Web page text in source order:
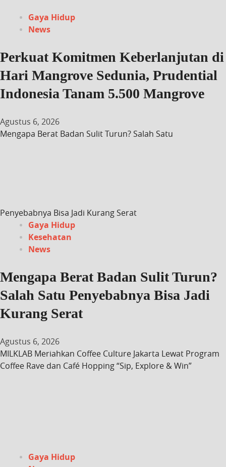
Gaya Hidup
News
Perkuat Komitmen Keberlanjutan di
Hari Mangrove Sedunia, Prudential
Indonesia Tanam 5.500 Mangrove
Agustus 6, 2026
Mengapa Berat Badan Sulit Turun? Salah Satu
Penyebabnya Bisa Jadi Kurang Serat
Gaya Hidup
Kesehatan
News
Mengapa Berat Badan Sulit Turun?
Salah Satu Penyebabnya Bisa Jadi
Kurang Serat
Agustus 6, 2026
MILKLAB Meriahkan Coffee Culture Jakarta Lewat Program
Coffee Rave dan Café Hopping “Sip, Explore & Win”
Gaya Hidup